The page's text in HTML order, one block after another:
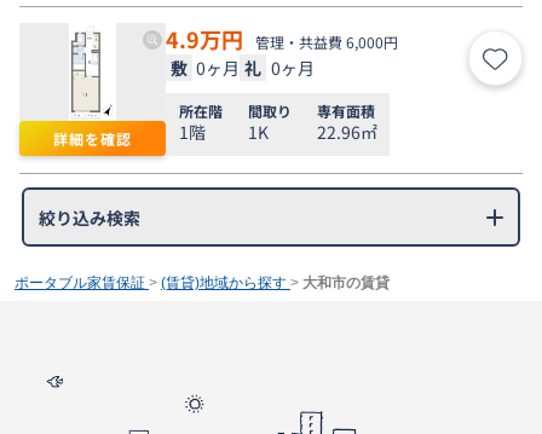
詳細を確認
4.9万円 管理・共益費 6,000円
敷 0ヶ月 礼 0ヶ月 お気
所在階
1階
間取り
1K
専有面積
22.96㎡
絞り込み検索
ポータブル家賃保証 > (賃貸)地域から探す > 大和市の賃貸